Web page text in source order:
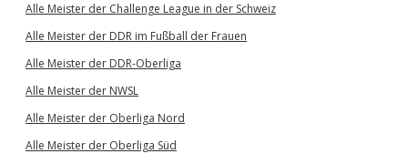
Alle Meister der Challenge League in der Schweiz
Alle Meister der DDR im Fußball der Frauen
Alle Meister der DDR-Oberliga
Alle Meister der NWSL
Alle Meister der Oberliga Nord
Alle Meister der Oberliga Süd